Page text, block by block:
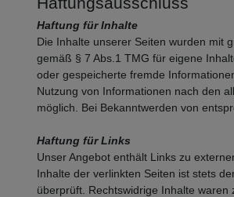
Haftung für Inhalte
Die Inhalte unserer Seiten wurden mit
gemäß § 7 Abs.1 TMG für eigene
oder gespeicherte fremde
Nutzung von Informationen nach den
möglich. Bei Bekanntwerden von
Haftung für Links
Unser Angebot enthält Links zu
Inhalte der verlinkten Seiten ist stets
überprüft. Rechtswidrige Inhalte